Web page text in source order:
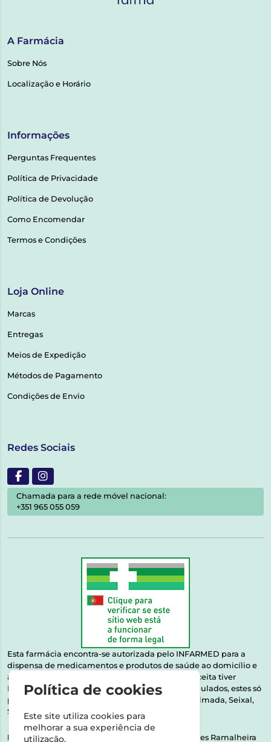
A Farmácia
Sobre Nós
Localização e Horário
Informações
Perguntas Frequentes
Política de Privacidade
Política de Devolução
Como Encomendar
Termos e Condições
Loja Online
Marcas
Entregas
Meios de Expedição
Métodos de Pagamento
Condições de Envio
Redes Sociais
Chamada para a rede móvel nacional:
+351 965 055 059
Esta farmácia encontra-se autorizada pelo INFARMED para a
dispensa de medicamentos e produtos de saúde ao domicílio e
através da internet. Medicamentos | Se na sua receita tiver
MSRM, MNSRM, MSRMV ou Medicamentos Manipulados, estes só
podem ser entregues nos seguintes concelhos: Almada, Seixal,
Sesimbra, Oeiras e Lisboa.
Direção Técnica: Dra. Raquel Alexandra Fernandes Ramalheira
Política de cookies
Este site utiliza cookies para
melhorar a sua experiência de
utilização.